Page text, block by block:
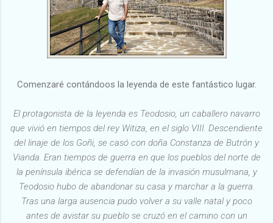
Comenzaré contándoos la leyenda de este fantástico lugar.
El protagonista de la leyenda es Teodosio, un caballero navarro
que vivió en tiempos del rey Witiza, en el siglo VIII. Descendiente
del linaje de los Goñi, se casó con doña Constanza de Butrón y
Vianda. Eran tiempos de guerra en que los pueblos del norte de
la península ibérica se defendían de la invasión musulmana, y
Teodosio hubo de abandonar su casa y marchar a la guerra.
Tras una larga ausencia pudo volver a su valle natal y poco
antes de avistar su pueblo se cruzó en el camino con un